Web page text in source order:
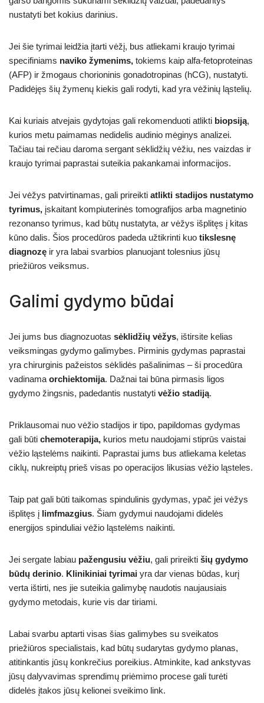
nustatyti bet kokius darinius.
Jei šie tyrimai leidžia įtarti vėžį, bus atliekami kraujo tyrimai
specifiniams naviko žymenims, tokiems kaip alfa-fetoproteinas
(AFP) ir žmogaus chorioninis gonadotropinas (hCG), nustatyti.
Padidėjęs šių žymenų kiekis gali rodyti, kad yra vėžinių ląstelių.
Kai kuriais atvejais gydytojas gali rekomenduoti atlikti biopsiją,
kurios metu paimamas nedidelis audinio mėginys analizei.
Tačiau tai rečiau daroma sergant sėklidžių vėžiu, nes vaizdas ir
kraujo tyrimai paprastai suteikia pakankamai informacijos.
Jei vėžys patvirtinamas, gali prireikti atlikti stadijos nustatymo
tyrimus, įskaitant kompiuterinės tomografijos arba magnetinio
rezonanso tyrimus, kad būtų nustatyta, ar vėžys išplitęs į kitas
kūno dalis. Šios procedūros padeda užtikrinti kuo tikslesnę
diagnozę ir yra labai svarbios planuojant tolesnius jūsų
priežiūros veiksmus.
Galimi gydymo būdai
Jei jums bus diagnozuotas sėklidžių vėžys, ištirsite kelias
veiksmingas gydymo galimybes. Pirminis gydymas paprastai
yra chirurginis pažeistos sėklidės pašalinimas – ši procedūra
vadinama orchiektomija. Dažnai tai būna pirmasis ligos
gydymo žingsnis, padedantis nustatyti vėžio stadiją.
Priklausomai nuo vėžio stadijos ir tipo, papildomas gydymas
gali būti chemoterapija, kurios metu naudojami stiprūs vaistai
vėžio ląstelėms naikinti. Paprastai jums bus atliekama keletas
ciklų, nukreiptų prieš visas po operacijos likusias vėžio ląsteles.
Taip pat gali būti taikomas spindulinis gydymas, ypač jei vėžys
išplitęs į limfmazgius. Šiam gydymui naudojami didelės
energijos spinduliai vėžio ląstelėms naikinti.
Jei sergate labiau pažengusiu vėžiu, gali prireikti šių gydymo
būdų derinio. Klinikiniai tyrimai yra dar vienas būdas, kurį
verta ištirti, nes jie suteikia galimybę naudotis naujausiais
gydymo metodais, kurie vis dar tiriami.
Labai svarbu aptarti visas šias galimybes su sveikatos
priežiūros specialistais, kad būtų sudarytas gydymo planas,
atitinkantis jūsų konkrečius poreikius. Atminkite, kad ankstyvas
jūsų dalyvavimas sprendimų priėmimo procese gali turėti
didelės įtakos jūsų kelionei sveikimo link.